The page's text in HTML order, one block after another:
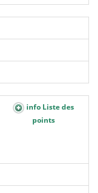
info Liste des
points